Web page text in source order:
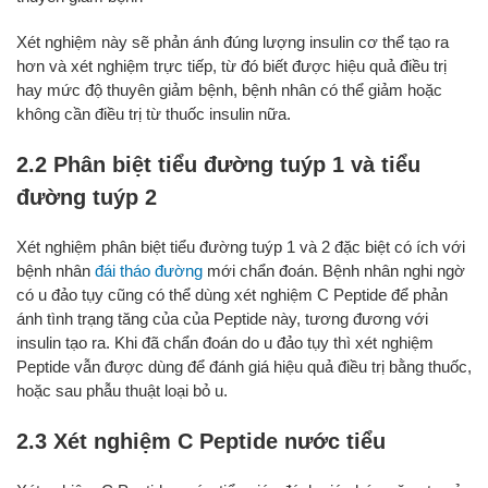
Xét nghiệm này sẽ phản ánh đúng lượng insulin cơ thể tạo ra
hơn và xét nghiệm trực tiếp, từ đó biết được hiệu quả điều trị
hay mức độ thuyên giảm bệnh, bệnh nhân có thể giảm hoặc
không cần điều trị từ thuốc insulin nữa.
2.2 Phân biệt tiểu đường tuýp 1 và tiểu
đường tuýp 2
Xét nghiệm phân biệt tiểu đường tuýp 1 và 2 đặc biệt có ích với
bệnh nhân đái tháo đường mới chẩn đoán. Bệnh nhân nghi ngờ
có u đảo tụy cũng có thể dùng xét nghiệm C Peptide để phản
ánh tình trạng tăng của của Peptide này, tương đương với
insulin tạo ra. Khi đã chẩn đoán do u đảo tụy thì xét nghiệm
Peptide vẫn được dùng để đánh giá hiệu quả điều trị bằng thuốc,
hoặc sau phẫu thuật loại bỏ u.
2.3 Xét nghiệm C Peptide nước tiểu